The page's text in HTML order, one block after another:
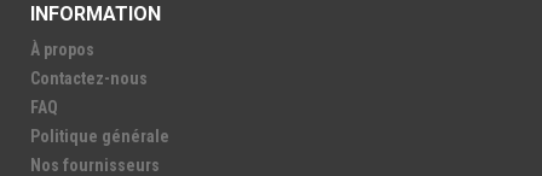
INFORMATION
À propos
Contactez-nous
FAQ
Politique générale
Nos fournisseurs